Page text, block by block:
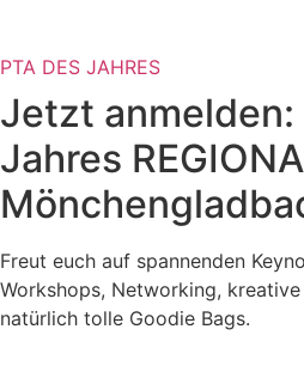
PTA DES JAHRES
Jetzt anmelden:
Jahres
Freut euch auf spannenden
Workshops, Networking,
natürlich tolle Goodie Bags.